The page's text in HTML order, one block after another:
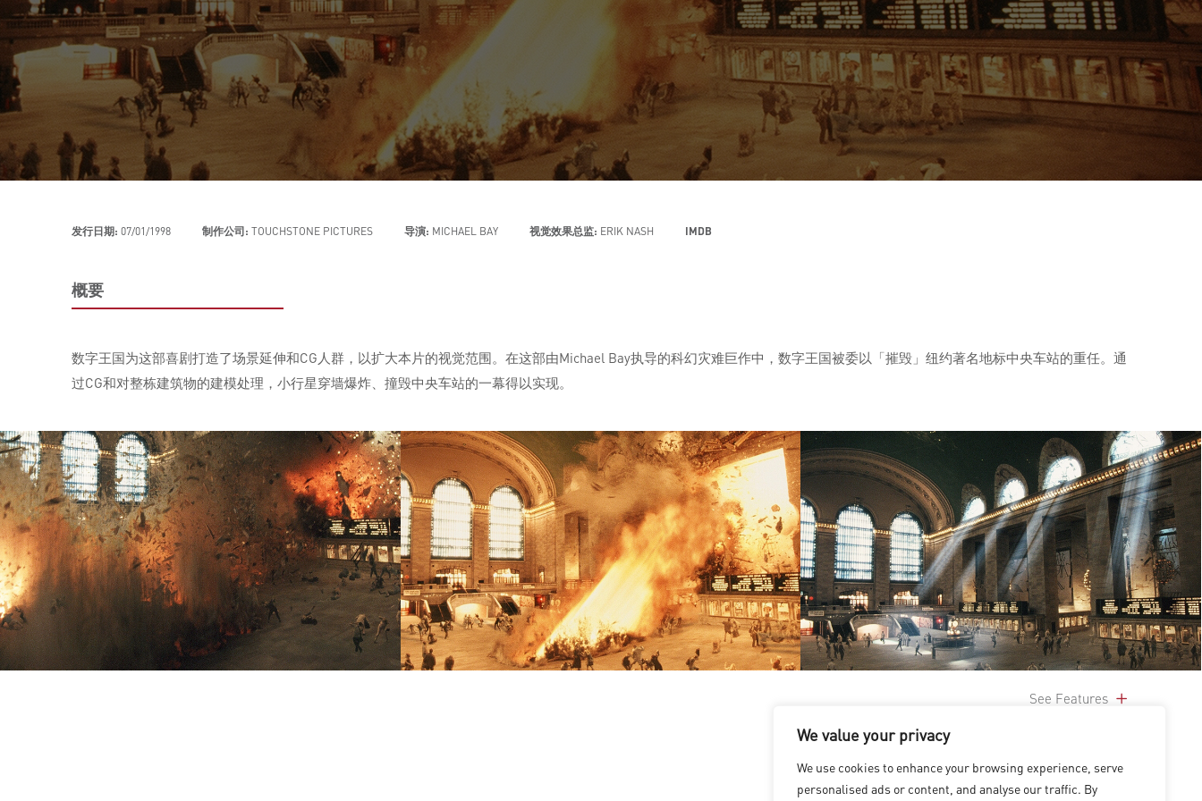
We value your privacy
We use cookies to enhance your browsing experience, serve
personalised ads or content, and analyse our traffic. By
发行日期: 07/01/1998 制作公司: TOUCHSTONE PICTURES 导演: MICHAEL BAY 视觉效果总监: ERIK NASH IMDB
概要
数字王国为这部喜剧打造了场景延伸和CG人群，以扩大本片的视觉范围。在这部由Michael Bay执导的科幻灾难巨作中，数字王国被委以「摧毁」纽约著名地标中央车站的重任。通
过CG和对整栋建筑物的建模处理，小行星穿墙爆炸、撞毁中央车站的一幕得以实现。
See Features